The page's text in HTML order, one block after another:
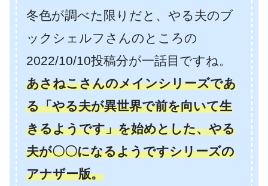
冬色が調べた限りだと、やる夫のブ
ックシェルフさんのところの
2022/10/10投稿分が一話目ですね。
あさねこさんのメインシリーズであ
る「やる夫が異世界で前を向いて生
きるようです」を始めとした、やる
夫が〇〇になるようですシリーズの
アナザー版。